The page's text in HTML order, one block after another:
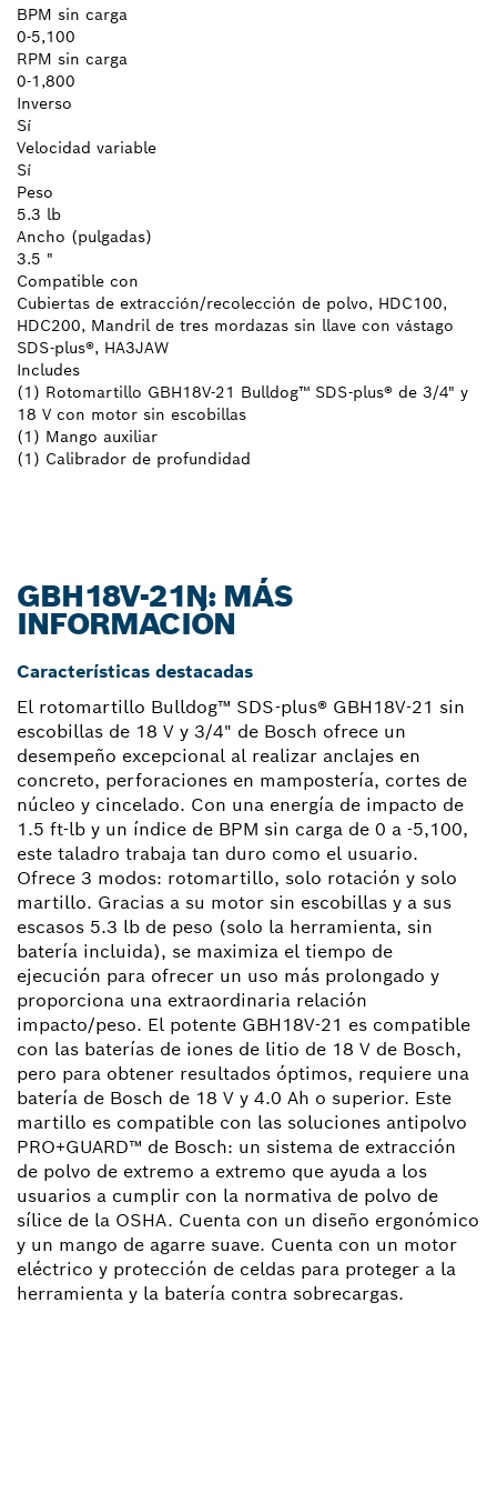
BPM sin carga
0-5,100
RPM sin carga
0-1,800
Inverso
Sí
Velocidad variable
Sí
Peso
5.3 lb
Ancho (pulgadas)
3.5 "
Compatible con
Cubiertas de extracción/recolección de polvo, HDC100,
HDC200, Mandril de tres mordazas sin llave con vástago
SDS-plus®, HA3JAW
Includes
(1) Rotomartillo GBH18V-21 Bulldog™ SDS-plus® de 3/4" y
18 V con motor sin escobillas
(1) Mango auxiliar
(1) Calibrador de profundidad
GBH18V-21N: MÁS
INFORMACIÓN
Características destacadas
El rotomartillo Bulldog™ SDS-plus® GBH18V-21 sin
escobillas de 18 V y 3/4" de Bosch ofrece un
desempeño excepcional al realizar anclajes en
concreto, perforaciones en mampostería, cortes de
núcleo y cincelado. Con una energía de impacto de
1.5 ft-lb y un índice de BPM sin carga de 0 a -5,100,
este taladro trabaja tan duro como el usuario.
Ofrece 3 modos: rotomartillo, solo rotación y solo
martillo. Gracias a su motor sin escobillas y a sus
escasos 5.3 lb de peso (solo la herramienta, sin
batería incluida), se maximiza el tiempo de
ejecución para ofrecer un uso más prolongado y
proporciona una extraordinaria relación
impacto/peso. El potente GBH18V-21 es compatible
con las baterías de iones de litio de 18 V de Bosch,
pero para obtener resultados óptimos, requiere una
batería de Bosch de 18 V y 4.0 Ah o superior. Este
martillo es compatible con las soluciones antipolvo
PRO+GUARD™ de Bosch: un sistema de extracción
de polvo de extremo a extremo que ayuda a los
usuarios a cumplir con la normativa de polvo de
sílice de la OSHA. Cuenta con un diseño ergonómico
y un mango de agarre suave. Cuenta con un motor
eléctrico y protección de celdas para proteger a la
herramienta y la batería contra sobrecargas.